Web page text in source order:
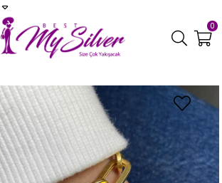
0
Kadın Gümüş Mineli Bileklik